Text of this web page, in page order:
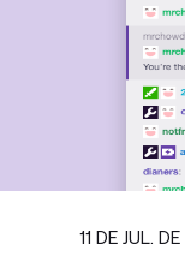
11 DE JUL.